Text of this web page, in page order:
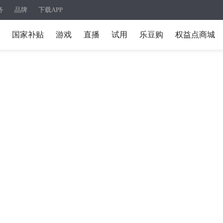
品牌 下载APP
国家补贴 游戏 直播 试用 乐豆购 权益点商城